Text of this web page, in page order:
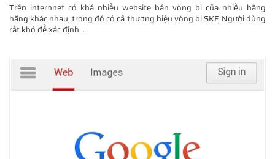
Trên internnet có khá nhiều website bán vòng bi của nhiều hãng
hãng khác nhau, trong đó có cả thương hiệu vòng bi SKF. Người dùng
rất khó để xác định...